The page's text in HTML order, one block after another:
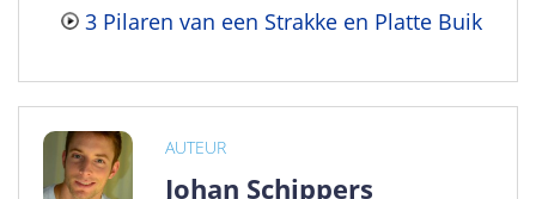
3 Pilaren van een Strakke en Platte Buik
AUTEUR
Johan Schippers